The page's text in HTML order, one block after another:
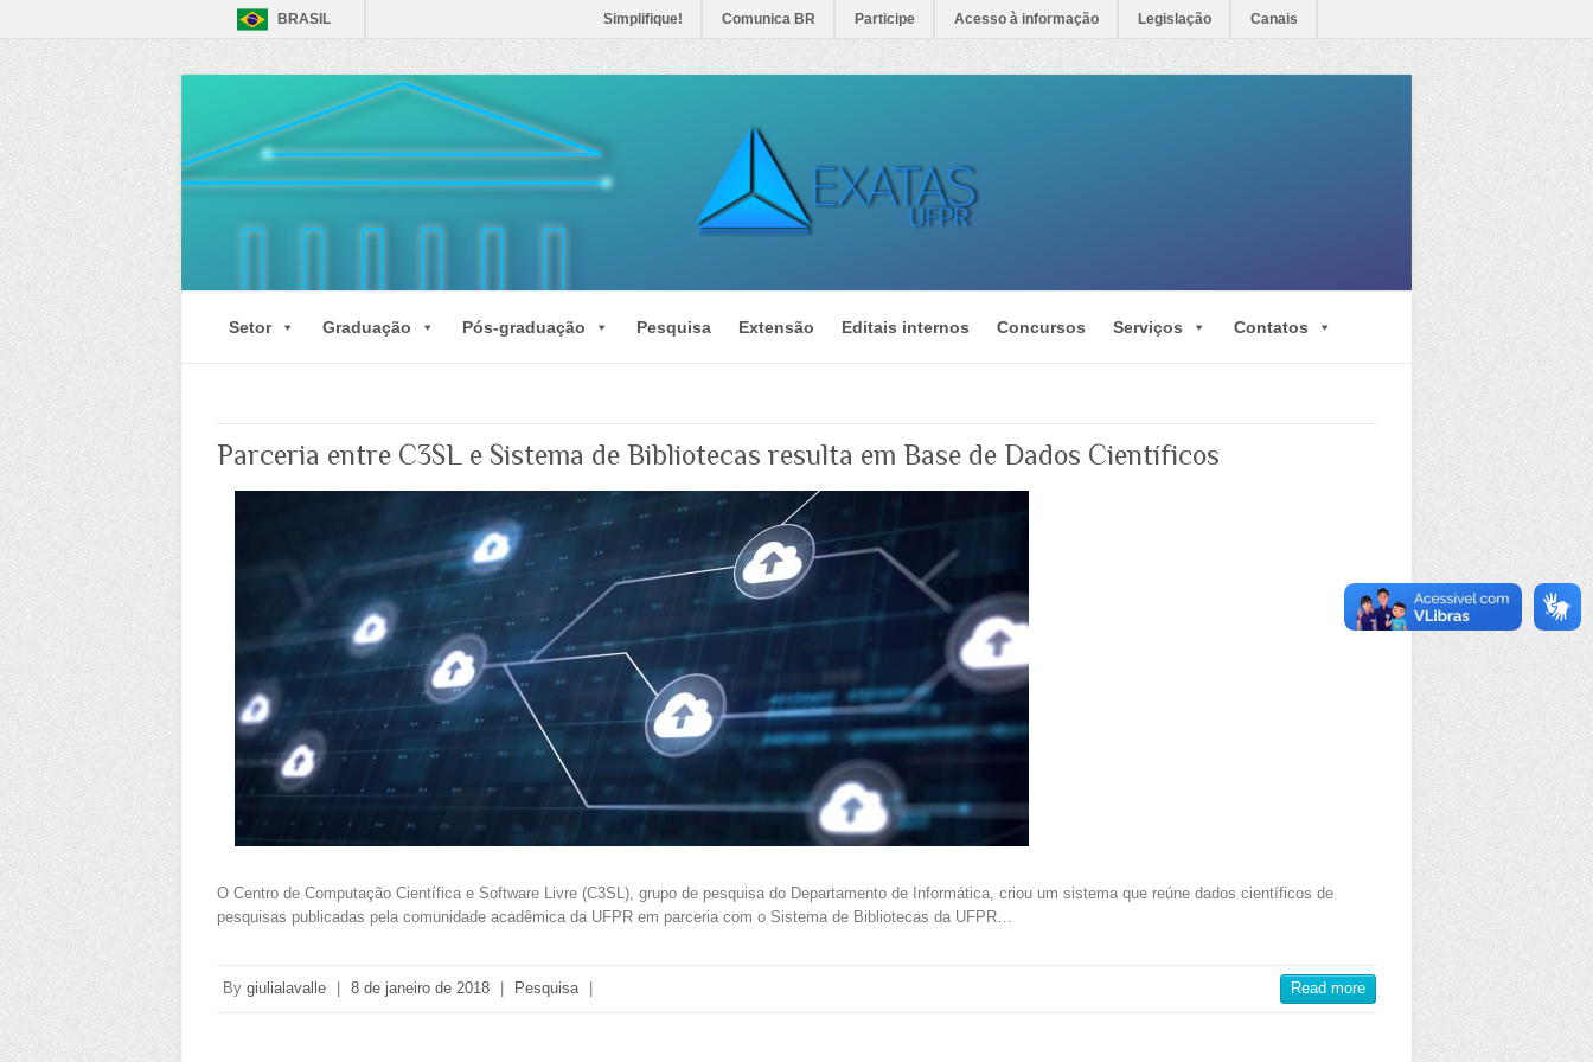
BRASIL Simplifique! Comunica BR Participe Acesso à informação Legislação Canais
Setor Graduação Pós-graduação Pesquisa Extensão Editais internos Concursos Serviços Contatos
Parceria entre C3SL e Sistema de Bibliotecas resulta em Base de Dados Científicos
O Centro de Computação Científica e Software Livre (C3SL), grupo de pesquisa do Departamento de Informática, criou um sistema que reúne dados científicos de
pesquisas publicadas pela comunidade acadêmica da UFPR em parceria com o Sistema de Bibliotecas da UFPR…
By giulialavalle | 8 de janeiro de 2018 | Pesquisa | Read more